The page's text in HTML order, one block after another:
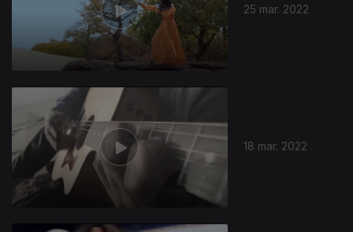
25 mar. 2022
18 mar. 2022